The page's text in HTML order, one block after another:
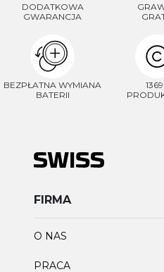
DODATKOWA
GWARANCJA
BEZPŁATNA WYMIANA
BATERII
FIRMA
O NAS
PRACA